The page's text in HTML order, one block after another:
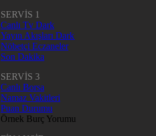
SERVİS 1
Canlı Tv Dark
Yayın Akışları Dark
Nöbetçi Eczaneler
Son Dakika
SERVİS 3
Canlı Borsa
Namaz Vakitleri
Puan Durumu
Örnek Burç Yorumu